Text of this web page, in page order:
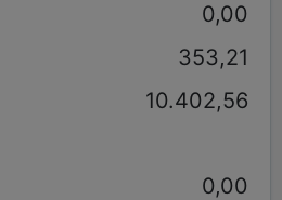
0,00
353,21
10.402,56
0,00